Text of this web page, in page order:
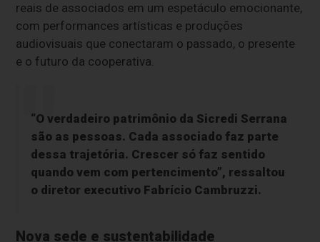
reais de associados em um espetáculo emocionante,
com performances artísticas e produções
audiovisuais que conectaram o passado, o presente
e o futuro da cooperativa.
“O verdadeiro patrimônio da Sicredi Serrana
são as pessoas. Cada associado faz parte
dessa trajetória. Crescer só faz sentido
quando vem com pertencimento”, ressaltou
o diretor executivo Fabrício Cambruzzi.
Nova sede e sustentabilidade